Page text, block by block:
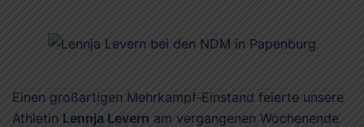
Einen großartigen Mehrkampf‑Einstand feierte unsere
Athletin Lennja Levern am vergangenen Wochenende